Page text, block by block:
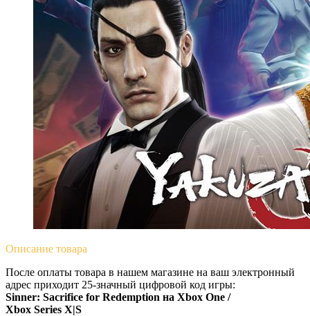
Описание товара
После оплаты товара в нашем магазине на ваш электронный
адрес приходит 25-значный цифровой код игры:
Sinner: Sacrifice for Redemption на Xbox One /
Xbox Series X|S